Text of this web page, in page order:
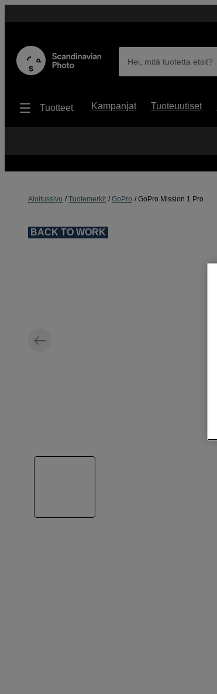
Hei, mitä tuotetta etsit?
Tuotteet Kampanjat Tuoteuutiset
Aloitussivu Tuotemerkit GoPro GoPro Mission 1 Pro
BACK TO WORK